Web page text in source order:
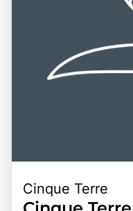
bereichernden Erlebnis
Kultur dieser
Cinque Terre